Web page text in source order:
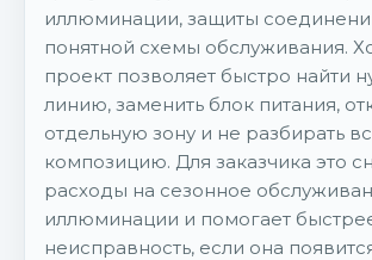
иллюминации, защиты
понятной схемы обслуживания.
проект позволяет быстро найти
линию, заменить блок питания,
отдельную зону и не разбирать
композицию. Для заказчика это
расходы на сезонное
иллюминации и помогает
неисправность, если она